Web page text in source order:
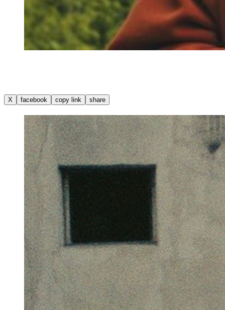
X facebook copy link share